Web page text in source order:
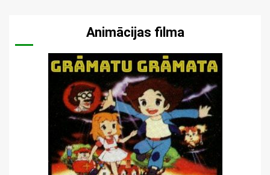
Animācijas filma